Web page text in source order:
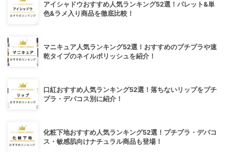
アイシャドウおすすめ人気ランキング52選！パレット&単
色&ラメ入り商品を徹底比較！
マニキュア人気ランキング52選！おすすめのプチプラや速
乾タイプのネイルポリッシュを紹介！
口紅おすすめ人気ランキング52選！落ちないリップをプチ
プラ・デパコス別に紹介！
化粧下地おすすめ人気ランキング52選！プチプラ・デパコ
ス・敏感肌向けナチュラル商品も登場！